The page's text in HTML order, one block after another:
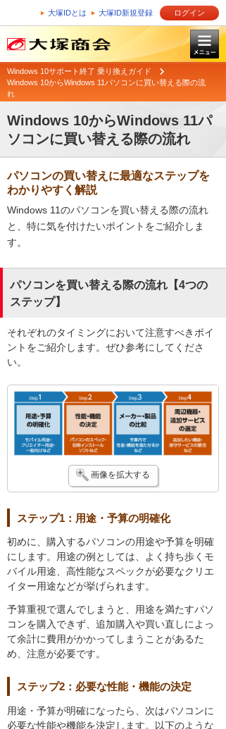
大塚IDとは 大塚ID新規登録 ログイン
Windows 10サポート終了 乗り換えガイド
Windows 10からWindows 11パソコンに買い替える際の流
れ
Windows 10からWindows 11パ
ソコンに買い替える際の流れ
パソコンの買い替えに最適なステップを
わかりやすく解説
Windows 11のパソコンを買い替える際の流れ
と、特に気を付けたいポイントをご紹介しま
す。
パソコンを買い替える際の流れ【4つの
ステップ】
それぞれのタイミングにおいて注意すべきポイ
ントをご紹介します。ぜひ参考にしてくださ
い。
画像を拡大する
ステップ1：用途・予算の明確化
初めに、購入するパソコンの用途や予算を明確
にします。用途の例としては、よく持ち歩くモ
バイル用途、高性能なスペックが必要なクリエ
イター用途などが挙げられます。
予算重視で選んでしまうと、用途を満たすパソ
コンを購入できず、追加購入や買い直しによっ
て余計に費用がかかってしまうことがあるた
め、注意が必要です。
ステップ2：必要な性能・機能の決定
用途・予算が明確になったら、次はパソコンに
必要な性能や機能を決定します。以下のような